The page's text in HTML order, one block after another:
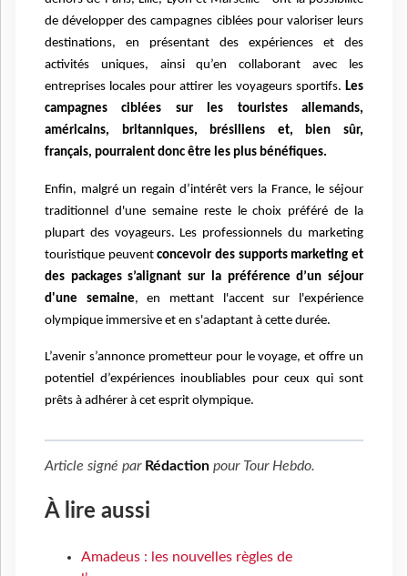
de développer des campagnes ciblées pour valoriser leurs
destinations, en présentant des expériences et des
activités uniques, ainsi qu’en collaborant avec les
entreprises locales pour attirer les voyageurs sportifs. Les
campagnes ciblées sur les touristes allemands,
américains, britanniques, brésiliens et, bien sûr,
français, pourraient donc être les plus bénéfiques.
Enfin, malgré un regain d’intérêt vers la France, le séjour
traditionnel d'une semaine reste le choix préféré de la
plupart des voyageurs. Les professionnels du marketing
touristique peuventconcevoir des supports marketing et
des packages s’alignant sur la préférence d’un séjour
d'une semaine, en mettant l'accent sur l'expérience
olympique immersive et en s'adaptant à cette durée.
L’avenir s’annonce prometteur pour le voyage, et offre un
potentiel d’expériences inoubliables pour ceux qui sont
prêts à adhérer à cet esprit olympique.
Article signé par Rédaction pour Tour Hebdo.
À lire aussi
Amadeus : les nouvelles règles de